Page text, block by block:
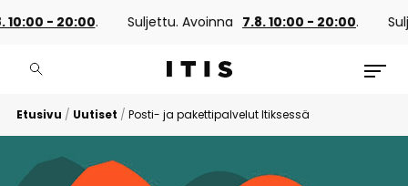
- 20:00. Suljettu. Avoinna 7.8. 10:00 - 20:00.
Etusivu / Uutiset / Posti- ja pakettipalvelut Itiksessä